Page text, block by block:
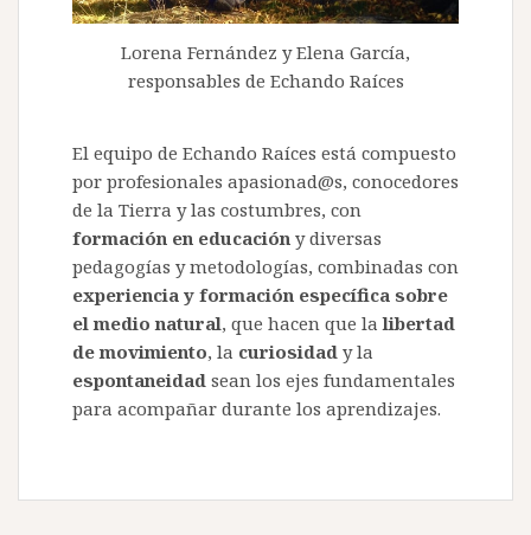
Lorena Fernández y Elena García,
responsables de Echando Raíces
El equipo de Echando Raíces está compuesto
por profesionales apasionad@s, conocedores
de la Tierra y las costumbres, con
formación en educación y diversas
pedagogías y metodologías, combinadas con
experiencia y formación específica sobre
el medio natural, que hacen que lalibertad
de movimiento, la curiosidad y la
espontaneidad sean los ejes fundamentales
para acompañar durante los aprendizajes.